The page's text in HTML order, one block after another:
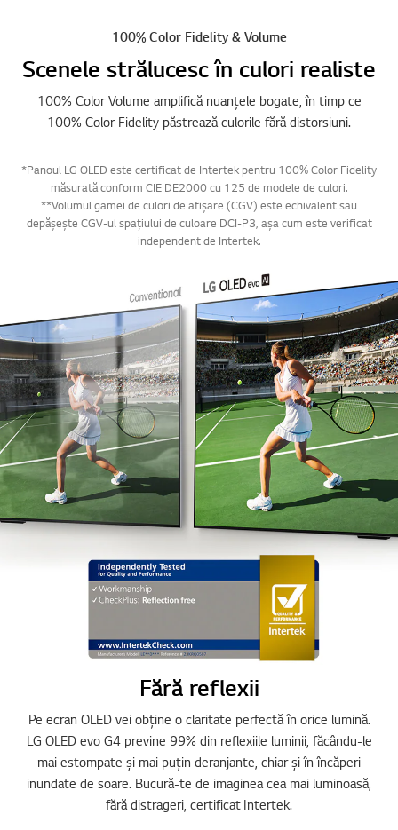
100% Color Fidelity & Volume
Scenele strălucesc în culori realiste
100% Color Volume amplifică nuanțele bogate, în timp ce
100% Color Fidelity păstrează culorile fără distorsiuni.
*Panoul LG OLED este certificat de Intertek pentru 100% Color Fidelity
măsurată conform CIE DE2000 cu 125 de modele de culori.
**Volumul gamei de culori de afișare (CGV) este echivalent sau
depășește CGV-ul spațiului de culoare DCI-P3, așa cum este verificat
independent de Intertek.
Fără reflexii
Pe ecran OLED vei obține o claritate perfectă în orice lumină.
LG OLED evo G4 previne 99% din reflexiile luminii, făcându-le
mai estompate și mai puțin deranjante, chiar și în încăperi
inundate de soare. Bucură-te de imaginea cea mai luminoasă,
fără distrageri, certificat Intertek.